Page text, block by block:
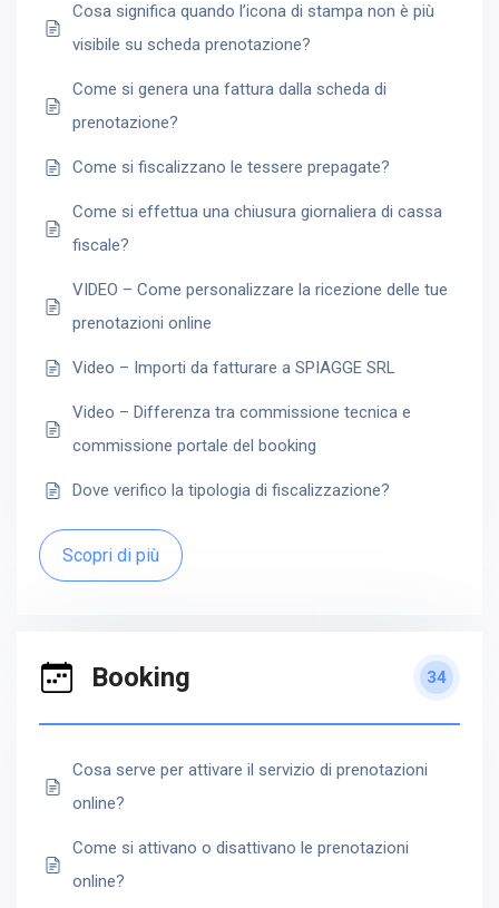
Cosa significa quando l’icona di stampa non è più
visibile su scheda prenotazione?
Come si genera una fattura dalla scheda di
prenotazione?
Come si fiscalizzano le tessere prepagate?
Come si effettua una chiusura giornaliera di cassa
fiscale?
VIDEO – Come personalizzare la ricezione delle tue
prenotazioni online
Video – Importi da fatturare a SPIAGGE SRL
Video – Differenza tra commissione tecnica e
commissione portale del booking
Dove verifico la tipologia di fiscalizzazione?
Scopri di più
Booking 34
Cosa serve per attivare il servizio di prenotazioni
online?
Come si attivano o disattivano le prenotazioni
online?